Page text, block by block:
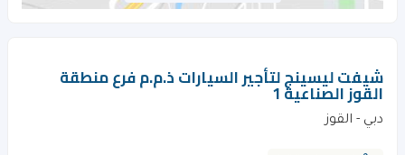
شيفت ليسينج لتأجير السيارات ذ.م.م فرع منطقة
القوز الصناعية 1
دبي - القوز